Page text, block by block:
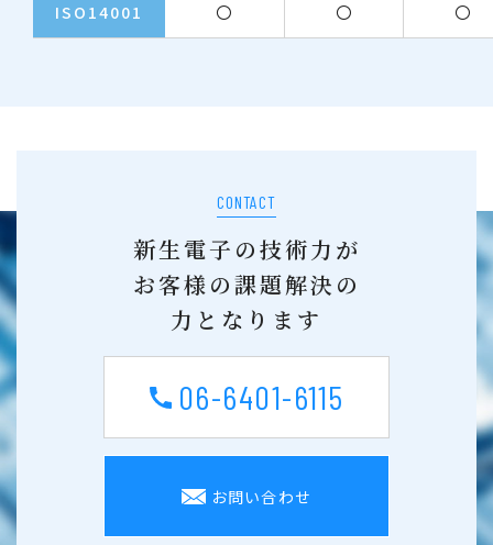
ISO14001 〇 〇 〇
CONTACT
新生電子の技術力が
お客様の課題解決の
力となります
06-6401-6115
お問い合わせ